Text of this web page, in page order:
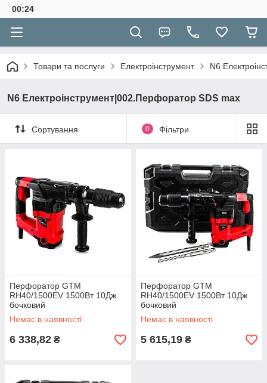
00:24
Товари та послуги Електроінструмент N6
N6 Електроінструмент|002.Перфоратор SDS max
Сортування 0 Фільтри
Перфоратор GTM
RH40/1500EV 1500Вт 10Дж
бочковий
Немає в наявності
6 338,82 ₴
Перфоратор GTM
RH40/1500EV 1500Вт 10Дж
бочковий
Немає в наявності
5 615,19 ₴